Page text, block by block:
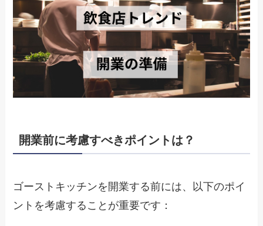
開業前に考慮すべきポイントは？
ゴーストキッチンを開業する前には、以下のポイ
ントを考慮することが重要です：